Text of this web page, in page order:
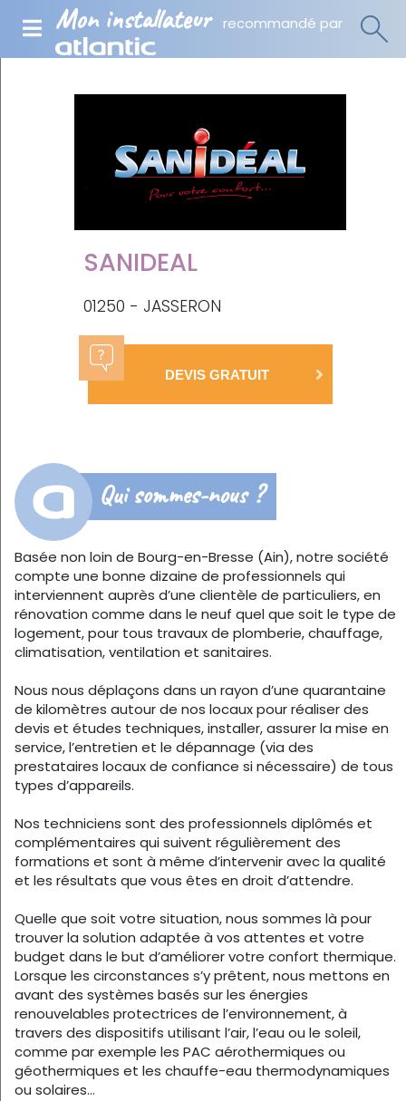
Mon installateur recommandé par
SANIDEAL
01250 - JASSERON
DEVIS GRATUIT
Qui sommes-nous ?
Basée non loin de Bourg-en-Bresse (Ain), notre société
compte une bonne dizaine de professionnels qui
interviennent auprès d’une clientèle de particuliers, en
rénovation comme dans le neuf quel que soit le type de
logement, pour tous travaux de plomberie, chauffage,
climatisation, ventilation et sanitaires.
Nous nous déplaçons dans un rayon d’une quarantaine
de kilomètres autour de nos locaux pour réaliser des
devis et études techniques, installer, assurer la mise en
service, l’entretien et le dépannage (via des
prestataires locaux de confiance si nécessaire) de tous
types d’appareils.
Nos techniciens sont des professionnels diplômés et
complémentaires qui suivent régulièrement des
formations et sont à même d’intervenir avec la qualité
et les résultats que vous êtes en droit d’attendre.
Quelle que soit votre situation, nous sommes là pour
trouver la solution adaptée à vos attentes et votre
budget dans le but d’améliorer votre confort thermique.
Lorsque les circonstances s’y prêtent, nous mettons en
avant des systèmes basés sur les énergies
renouvelables protectrices de l’environnement, à
travers des dispositifs utilisant l’air, l’eau ou le soleil,
comme par exemple les PAC aérothermiques ou
géothermiques et les chauffe-eau thermodynamiques
ou solaires…